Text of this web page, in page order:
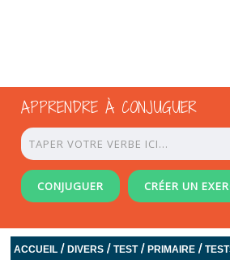
APPRENDRE À CONJUGUER
CONJUGUER CRÉER UN
ACCUEIL /DIVERS /TEST/PRIMAIRE /